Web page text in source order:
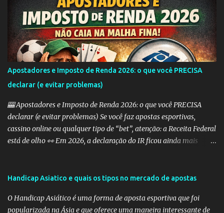
alguns dos tipos mais comuns de Handicap Europeu no mercado
de apostas: Handicap Europeu +1: Nesta aposta, uma equipe é
considerada com uma vantagem de 1 gol antes mesmo do início do
jogo. Isso significa que, se a equipe perder por um gol de diferença,
a aposta é vencedora. Se houver um empate ou se a equipe ganhar,
a aposta também é vencedora. Handicap Europeu +2: Semelhante
ao exemplo anterior, aqui a equipe recebe uma vantagem de 2
gols. Isso significa que a aposta é vencedora se a equipe perder por
uma diferença de até 2 gols. Se a equipe perder por 3 ou m...
Apostadores e Imposto de Renda 2026: o que você PRECISA
declarar (e evitar problemas)
🎰 Apostadores e Imposto de Renda 2026: o que você PRECISA
declarar (e evitar problemas) Se você faz apostas esportivas,
cassino online ou qualquer tipo de “bet”, atenção: a Receita Federal
está de olho 👀 Em 2026, a declaração do IR ficou ainda mais
Qualquer ganho com apostas deve ser informado como: 👉
for legalizada no Brasil) ou 👉 “Rendimentos Recebidos do
Handicap Asiatico e quais os tipos no mercado de apostas
O Handicap Asiático é uma forma de aposta esportiva que foi
popularizada na Ásia e que oferece uma maneira interessante de